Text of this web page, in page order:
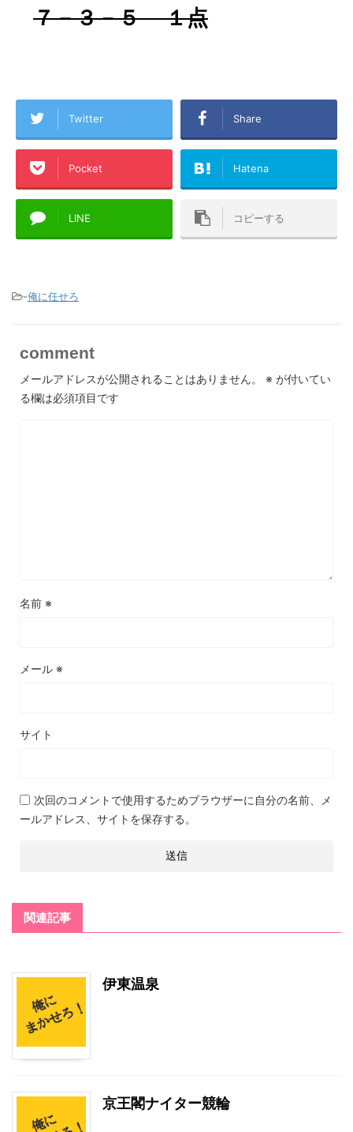
７－３－５１点
Twitter Share
Pocket Hatena
LINE コピーする
-俺に任せろ
comment
メールアドレスが公開されることはありません。 ※ が付いてい
る欄は必須項目です
名前 ※
メール ※
サイト
次回のコメントで使用するためブラウザーに自分の名前、メ
ールアドレス、サイトを保存する。
関連記事
伊東温泉
京王閣ナイター競輪